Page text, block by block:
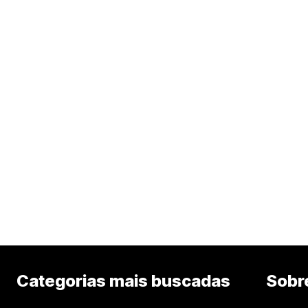
Categorias mais buscadas